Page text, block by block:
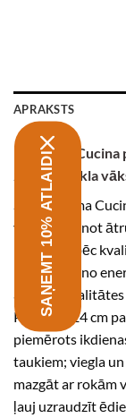
APRAKSTS
Elo Prima
24 cm + stikla
Šis Elo Prima
vēlas apvienot
prasībām pēc
Izgatavota no
augstas
PFAS. Šis 24 cm
piemērots
taukiem; viegla
mazgāt ar rokām
ļauj uzraudzīt
SAŅEMT 10% ATLAIDI